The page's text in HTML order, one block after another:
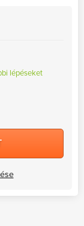
lépéseket